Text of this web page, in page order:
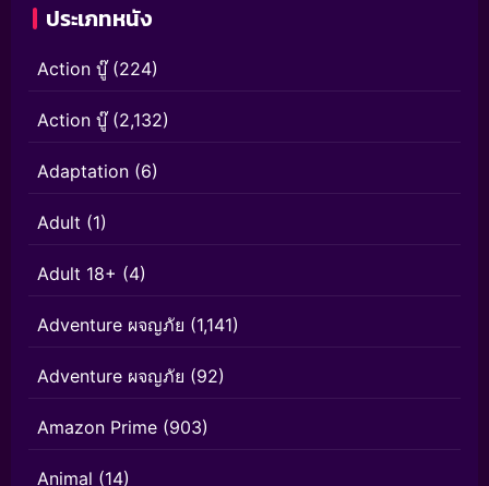
ประเภทหนัง
Action บู๊(224)
Action บู๊(2,132)
Adaptation (6)
Adult (1)
Adult 18+ (4)
Adventure ผจญภัย (1,141)
Adventure ผจญภัย (92)
Amazon Prime (903)
Animal (14)